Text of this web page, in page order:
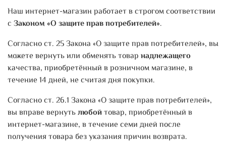
Наш интернет-магазин работает в строгом соответствии
с Законом «О защите прав потребителей».
Согласно ст. 25 Закона «О защите прав потребителей», вы
можете вернуть или обменять товар надлежащего
качества, приобретённый в розничном магазине, в
течение 14 дней, не считая дня покупки.
Согласно ст. 26.1 Закона «О защите прав потребителей»,
вы вправе вернутьлюбойтовар, приобретённый в
интернет-магазине, в течение семи дней после
получения товара без указания причин возврата.